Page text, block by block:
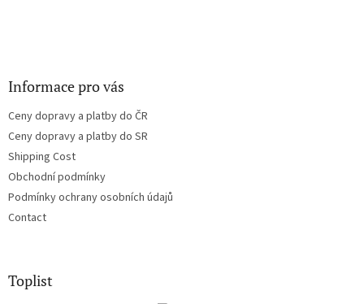
Informace pro vás
Ceny dopravy a platby do ČR
Ceny dopravy a platby do SR
Shipping Cost
Obchodní podmínky
Podmínky ochrany osobních údajů
Contact
Toplist